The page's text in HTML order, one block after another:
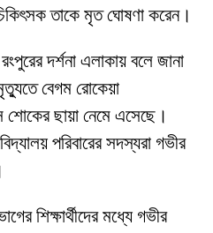
তাকে মৃত ঘোষণা করেন।
রংপুরের দর্শনা এলাকায় বলে জানা
বেগম রোকেয়া
শোকের ছায়া নেমে এসেছে।
পরিবারের সদস্যরা গভীর
শিক্ষার্থীদের মধ্যে গভীর